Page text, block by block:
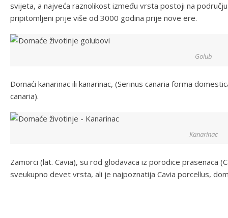
svijeta, a najveća raznolikost između vrsta postoji na
pripitomljeni prije više od 3000 godina prije nove ere.
Golub
Domaći kanarinac ili kanarinac, (Serinus canaria forma
canaria).
Kanarinac
Zamorci (lat. Cavia), su rod glodavaca iz porodice prasenaca
sveukupno devet vrsta, ali je najpoznatija Cavia porcellus,